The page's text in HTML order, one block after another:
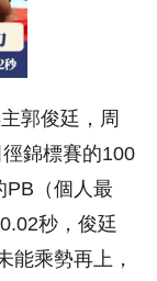
郭俊廷，周
錦標賽的100
PB（個人最
秒，俊廷
能乘勢再上，